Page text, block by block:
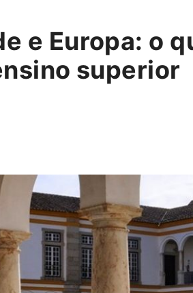
e Europa: o
superior